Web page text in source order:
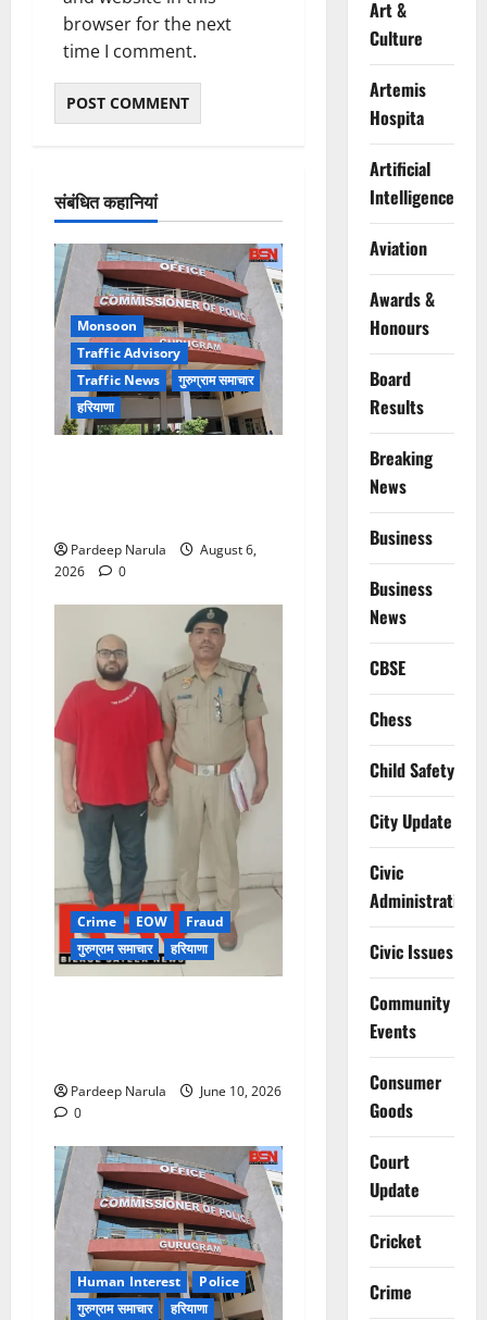
browser for the next
time I comment.
संबंधित कहानियां
Monsoon
Traffic Advisory
Traffic News
गुरुग्राम समाचार
हरियाणा
Pardeep Narula
August 6,
2026
0
Crime EOW
Fraud
गुरुग्राम समाचार
हरियाणा
Pardeep Narula
June 10, 2026
0
Human Interest
Police
गुरुग्राम समाचार
हरियाणा
Art &
Culture
Artemis
Hospita
Artificial
Intelligence
Aviation
Awards &
Honours
Board
Results
Breaking
News
Business
Business
News
CBSE
Chess
Child Safety
City Update
Civic
Administration
Civic Issues
Community
Events
Consumer
Goods
Court
Update
Cricket
Crime